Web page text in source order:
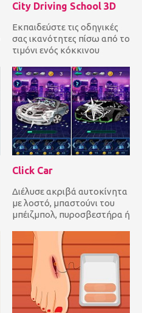
City Driving School 3D
Εκπαιδεύστε τις οδηγικές
σας ικανότητες πίσω από το
τιμόνι ενός κόκκινου
πο...
Click Car
Διέλυσε ακριβά αυτοκίνητα
με λοστό, μπαστούνι του
μπέιζμπολ, πυροσβεστήρα ή